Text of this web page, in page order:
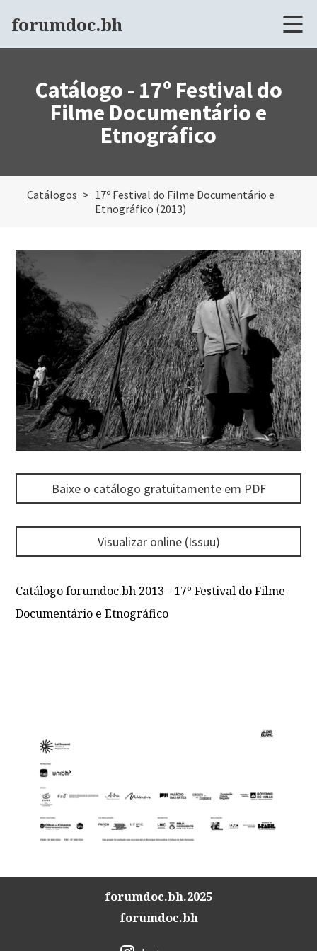
forumdoc.bh
Catálogo - 17º Festival do
Filme Documentário e
Etnográfico
Catálogos
17º Festival do Filme Documentário e
Etnográfico (2013)
Baixe o catálogo gratuitamente em PDF
Visualizar online (Issuu)
Catálogo forumdoc.bh 2013 - 17º Festival do Filme
Documentário e Etnográfico
forumdoc.bh.2025
forumdoc.bh